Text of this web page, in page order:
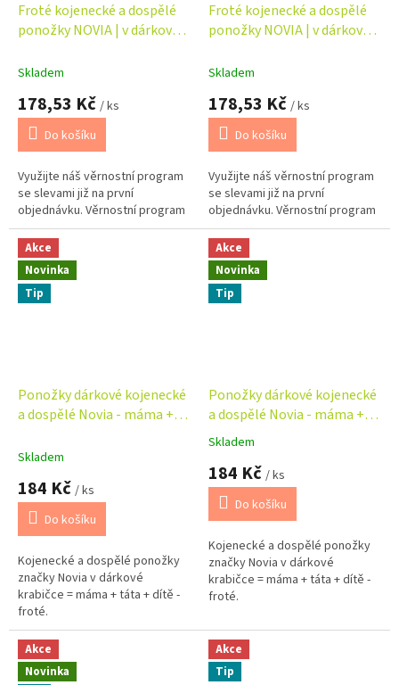
Froté kojenecké a dospělé
ponožky NOVIA | v dárkové
dítě
Skladem
178,53 Kč / ks
Do košíku
Využijte náš věrnostní program
se slevami již na první
objednávku. Věrnostní program
Froté kojenecké a dospělé
ponožky NOVIA | v dárkové
dítě
Skladem
178,53 Kč / ks
Do košíku
Využijte náš věrnostní program
se slevami již na první
objednávku. Věrnostní program
Akce
Novinka
Tip
Ponožky dárkové kojenecké
a dospělé Novia - máma +
Skladem
184 Kč / ks
Do košíku
Kojenecké a dospělé ponožky
značky Novia v dárkové
krabičce = máma + táta + dítě -
froté.
Akce
Novinka
Tip
Ponožky dárkové kojenecké
a dospělé Novia - máma +
táta + dítě - pes
Průměrné
hodnocení
produktu
5,0
5
hvězdiček.
Skladem
184 Kč / ks
Do košíku
Kojenecké a dospělé ponožky
značky Novia v dárkové
krabičce = máma + táta + dítě -
froté.
Akce
Novinka
Akce
Tip